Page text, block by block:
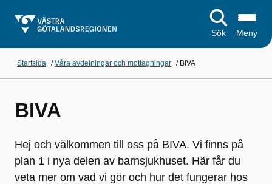
Sök Meny
Startsida /Våra avdelningar och mottagningar / BIVA
BIVA
Hej och välkommen till oss på BIVA. Vi finns på
plan 1 i nya delen av barnsjukhuset. Här får du
veta mer om vad vi gör och hur det fungerar hos